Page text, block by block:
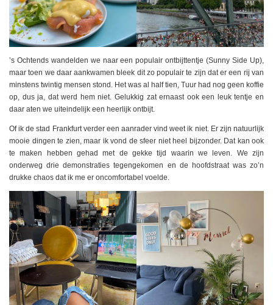
’s Ochtends wandelden we naar een populair ontbijttentje (Sunny Side Up),
maar toen we daar aankwamen bleek dit zo populair te zijn dat er een rij van
minstens twintig mensen stond. Het was al half tien, Tuur had nog geen koffie
op, dus ja, dat werd hem niet. Gelukkig zat ernaast ook een leuk tentje en
daar aten we uiteindelijk een heerlijk ontbijt.
Of ik de stad Frankfurt verder een aanrader vind weet ik niet. Er zijn natuurlijk
mooie dingen te zien, maar ik vond de sfeer niet heel bijzonder. Dat kan ook
te maken hebben gehad met de gekke tijd waarin we leven. We zijn
onderweg drie demonstraties tegengekomen en de hoofdstraat was zo’n
drukke chaos dat ik me er oncomfortabel voelde.